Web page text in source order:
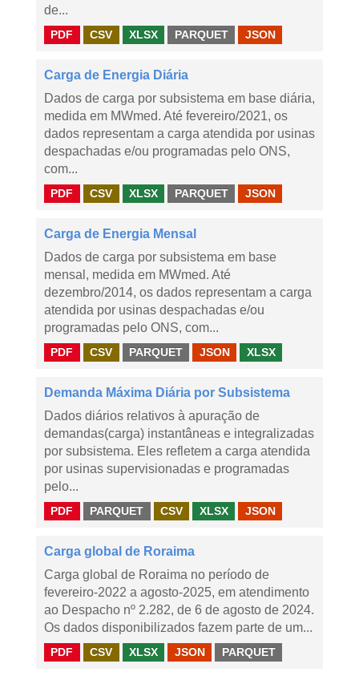
de...
PDF CSV XLSX PARQUET JSON
Carga de Energia Diária
Dados de carga por subsistema em base diária,
medida em MWmed. Até fevereiro/2021, os
dados representam a carga atendida por usinas
despachadas e/ou programadas pelo ONS,
com...
PDF CSV XLSX PARQUET JSON
Carga de Energia Mensal
Dados de carga por subsistema em base
mensal, medida em MWmed. Até
dezembro/2014, os dados representam a carga
atendida por usinas despachadas e/ou
programadas pelo ONS, com...
PDF CSV PARQUET JSON XLSX
Demanda Máxima Diária por Subsistema
Dados diários relativos à apuração de
demandas(carga) instantâneas e integralizadas
por subsistema. Eles refletem a carga atendida
por usinas supervisionadas e programadas
pelo...
PDF PARQUET CSV XLSX JSON
Carga global de Roraima
Carga global de Roraima no período de
fevereiro-2022 a agosto-2025, em atendimento
ao Despacho nº 2.282, de 6 de agosto de 2024.
Os dados disponibilizados fazem parte de um...
PDF CSV XLSX JSON PARQUET